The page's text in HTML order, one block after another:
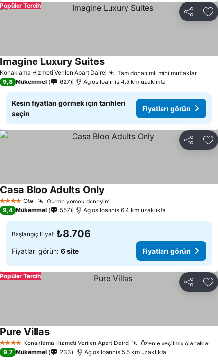
Paylaş
Popüler Tercih
Konaklama Hizmeti Verilen Apart Daire Tam donanımlı mini mutfaklar
Imagine Luxury SuitesFiyatları görün
9,8 Mükemmel 627 Agios Ioannis 4.5 km uzaklıkta
Kesin fiyatları görmek için tarihleri
seçin
Fiyatları görün
Paylaş
4 Yıldız Otel Gurme yemek deneyimi
Casa Bloo Adults Only
9,4 Mükemmel 557 Agios Ioannis 6.4 km uzaklıkta
Başlangıç Fiyatı ₺8.706
Fiyatları görün: 6 site Fiyatları görün
Paylaş
Popüler Tercih
4 Yıldız Konaklama Hizmeti Verilen Apart Daire Özenle seçilmiş olanaklar
Pure VillasFiyatları görün
9,7 Mükemmel 233 Agios Ioannis 5.5 km uzaklıkta